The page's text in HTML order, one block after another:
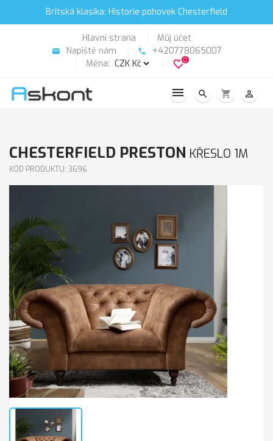
Britská klasika: Historie pohovek Chesterfield
Hlavní strana Můj účet
email Napiště nám phone
+420778065007
Měna:
favorite_border0
search shopping_cart person_outline
CHESTERFIELD PRESTON KŘESLO 1M
KÓD PRODUKTU: 3696